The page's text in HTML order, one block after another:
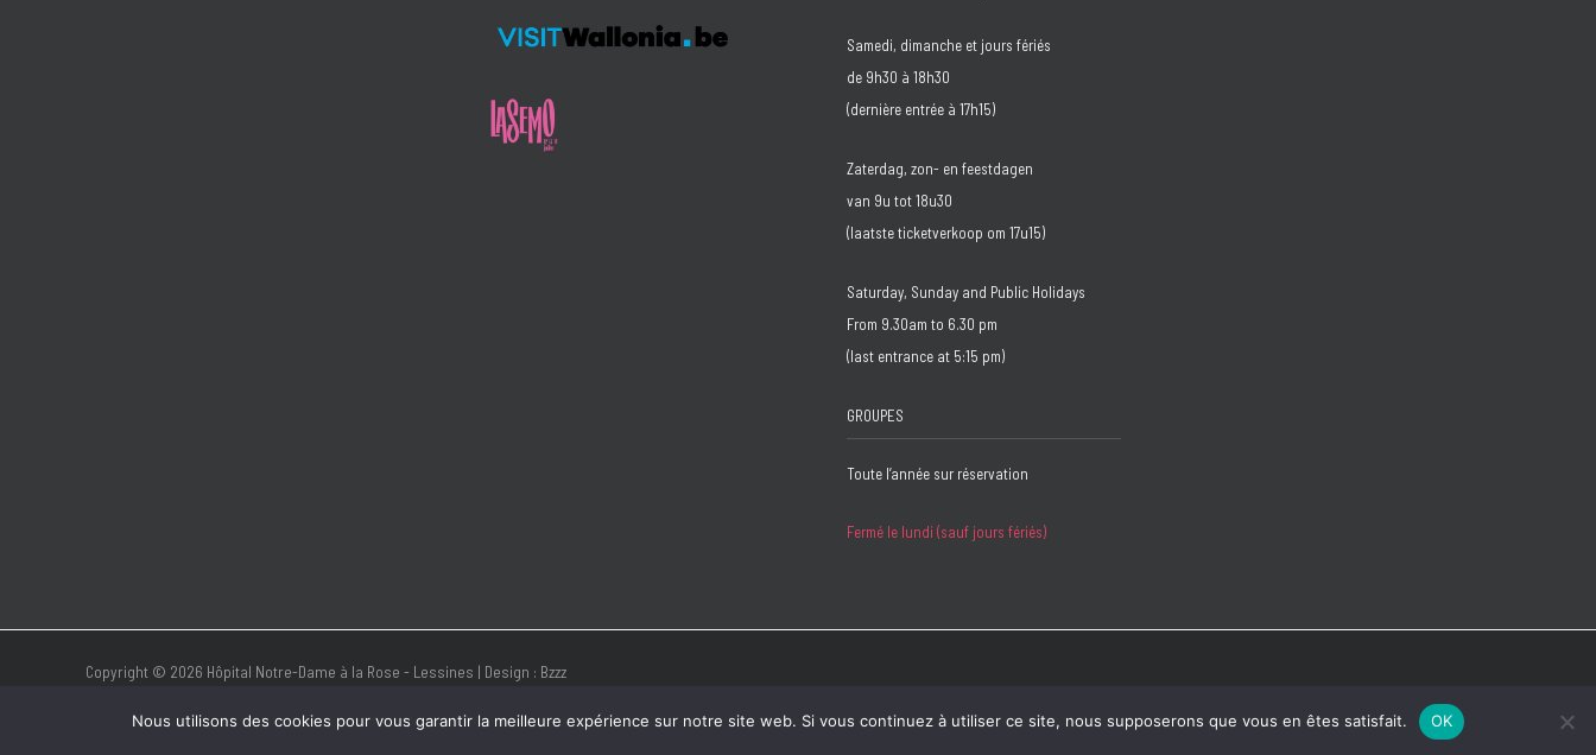
Samedi, dimanche et jours fériés
de 9h30 à 18h30
(dernière entrée à 17h15)
Zaterdag, zon- en feestdagen
van 9u tot 18u30
(laatste ticketverkoop om 17u15)
Saturday, Sunday and Public Holidays
From 9.30am to 6.30 pm
(last entrance at 5:15 pm)
GROUPES
Toute l’année sur réservation
Fermé le lundi (sauf jours fériés)
Copyright © 2026 Hôpital Notre-Dame à la Rose - Lessines | Design : Bzzz
Nous utilisons des cookies pour vous garantir la meilleure expérience sur notre site web. Si vous continuez à utiliser ce site, nous supposerons que vous en êtes satisfait. OK